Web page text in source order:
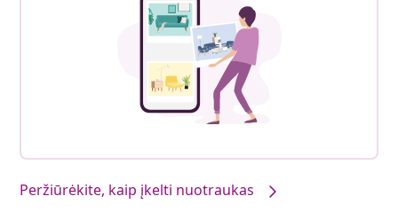
Peržiūrėkite, kaip įkelti nuotraukas